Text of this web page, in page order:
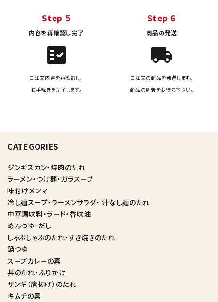
Step 5
内容を再確認し完了
fact_check
ご注文内容を再確認し、
お手続きを完了します。
Step 6
商品の発送
local_shipping
ご注文の商品を発送します。
商品の到着をお待ち下さい。
CATEGORIES
ジンギスカン・焼肉のたれ
ラーメン・つけ麺・ガラスープ
味付けメンマ
冷し麺スープ・ラーメンサラダ・ 汁なし麺のたれ
中華調味料・ラード・香味油
めんつゆ・だし
しゃぶしゃぶのたれ・すき焼きのたれ
鍋つゆ
スープカレーの素
丼のたれ・ふりかけ
ザンギ（唐揚げ）のたれ
キムチの素